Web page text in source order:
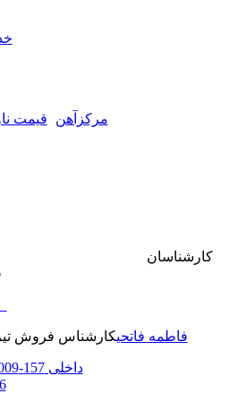
مرکزآهن
قیمت
کارشناسان
فاطمه فاتحیکارشناس فروش
داخلی157-158